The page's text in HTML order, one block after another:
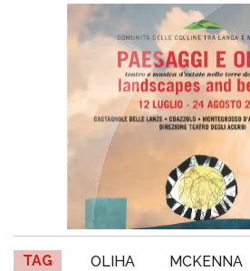
TAG OLIHA MCKENNA